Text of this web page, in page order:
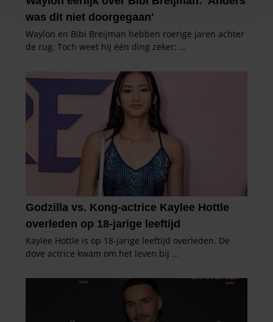
personaliseren, om functies voor social media te bieden
en om ons websiteverkeer te analyseren. Ook delen we
informatie over uw gebruik van onze site met onze
partners voor social media, adverteren en analyse. Deze
informatie die u aan ze heeft verstrekt of die ze hebben
verzameld op basis van uw gebruik van hun services. U
gaat akkoord met onze cookies als u onze website blijft
gebruiken.